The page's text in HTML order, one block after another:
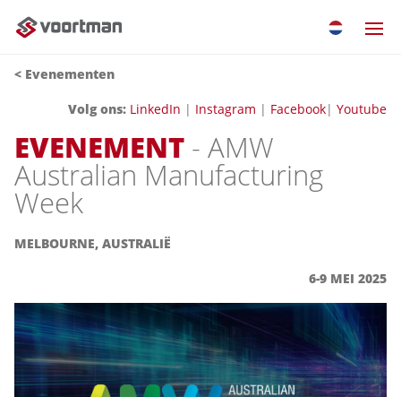
< Evenementen
Volg ons: LinkedIn | Instagram | Facebook| Youtube
EVENEMENT - AMW
Australian Manufacturing
Week
MELBOURNE, AUSTRALIË
6-9 MEI 2025